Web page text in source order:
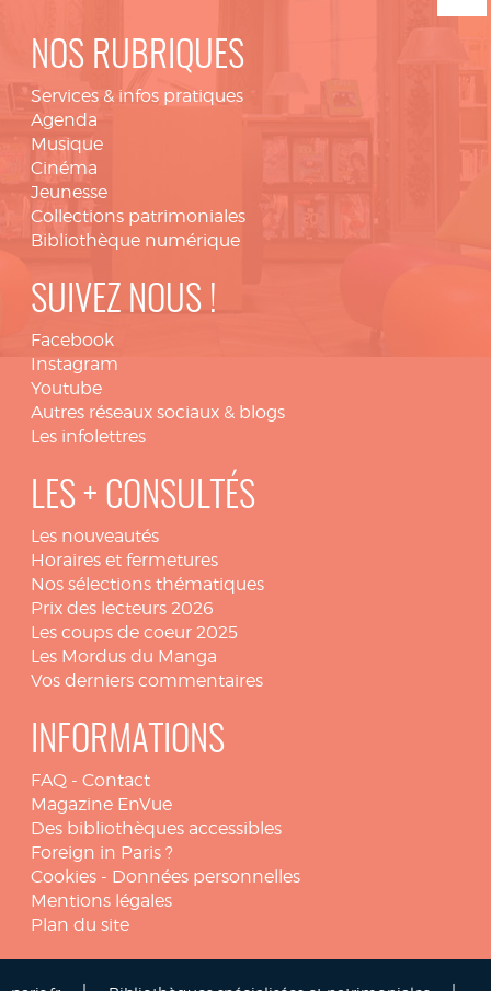
NOS RUBRIQUES
Services & infos pratiques
Agenda
Musique
Cinéma
Jeunesse
Collections patrimoniales
Bibliothèque numérique
SUIVEZ NOUS !
Facebook
Instagram
Youtube
Autres réseaux sociaux & blogs
Les infolettres
LES + CONSULTÉS
Les nouveautés
Horaires et fermetures
Nos sélections thématiques
Prix des lecteurs 2026
Les coups de coeur 2025
Les Mordus du Manga
Vos derniers commentaires
INFORMATIONS
FAQ - Contact
Magazine EnVue
Des bibliothèques accessibles
Foreign in Paris ?
Cookies - Données personnelles
Mentions légales
Plan du site